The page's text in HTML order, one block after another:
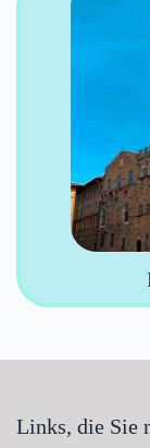
Links, die Sie